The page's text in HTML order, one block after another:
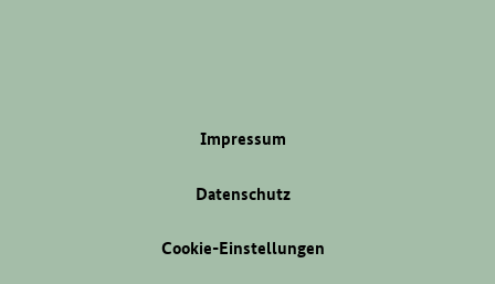
Impressum
Datenschutz
Cookie-Einstellungen